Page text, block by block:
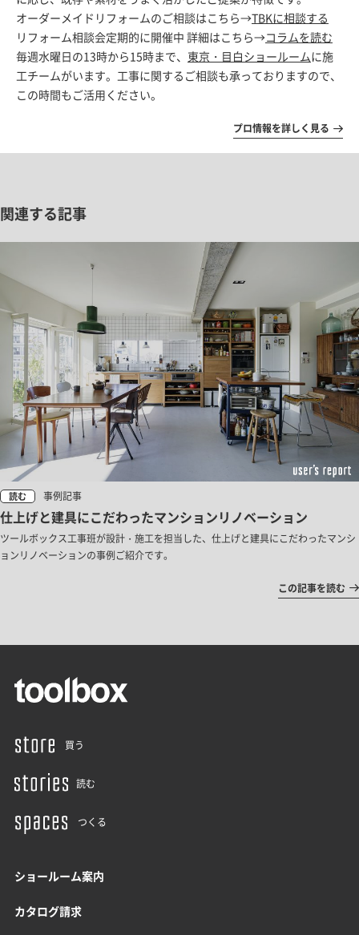
オーダーメイドリフォームのご相談はこちら→TBKに相談する
リフォーム相談会定期的に開催中 詳細はこちら→コラムを読む
毎週水曜日の13時から15時まで、 東京・目白ショールームに施
工チームがいます。工事に関するご相談も承っておりますので、
この時間もご活用ください。
プロ情報を詳しく見る
関連する記事
読む 事例記事
仕上げと建具にこだわったマンションリノベーション
ツールボックス工事班が設計・施工を担当した、仕上げと建具にこだわったマンシ
ョンリノベーションの事例ご紹介です。
この記事を読む
買う
読む
つくる
ショールーム案内
カタログ請求